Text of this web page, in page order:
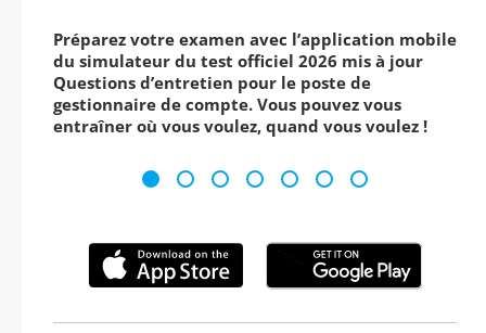
Préparez votre examen avec l’application mobile
du simulateur du test officiel 2026 mis à jour
Questions d’entretien pour le poste de
gestionnaire de compte. Vous pouvez vous
entraîner où vous voulez, quand vous voulez !